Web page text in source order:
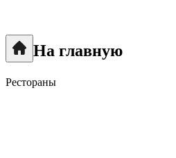
На главную
Рестораны